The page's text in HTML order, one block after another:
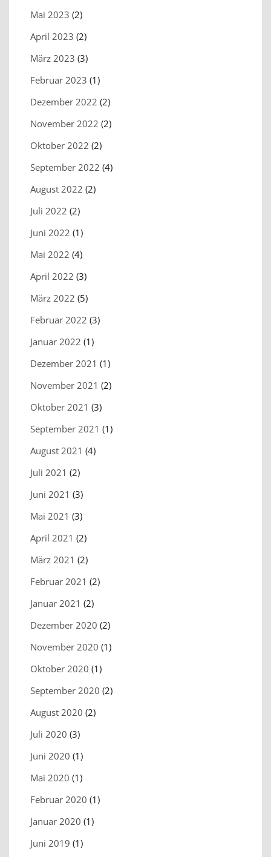
Mai 2023 (2)
April 2023 (2)
März 2023 (3)
Februar 2023 (1)
Dezember 2022 (2)
November 2022 (2)
Oktober 2022 (2)
September 2022 (4)
August 2022 (2)
Juli 2022 (2)
Juni 2022 (1)
Mai 2022 (4)
April 2022 (3)
März 2022 (5)
Februar 2022 (3)
Januar 2022 (1)
Dezember 2021 (1)
November 2021 (2)
Oktober 2021 (3)
September 2021 (1)
August 2021 (4)
Juli 2021 (2)
Juni 2021 (3)
Mai 2021 (3)
April 2021 (2)
März 2021 (2)
Februar 2021 (2)
Januar 2021 (2)
Dezember 2020 (2)
November 2020 (1)
Oktober 2020 (1)
September 2020 (2)
August 2020 (2)
Juli 2020 (3)
Juni 2020 (1)
Mai 2020 (1)
Februar 2020 (1)
Januar 2020 (1)
Juni 2019 (1)